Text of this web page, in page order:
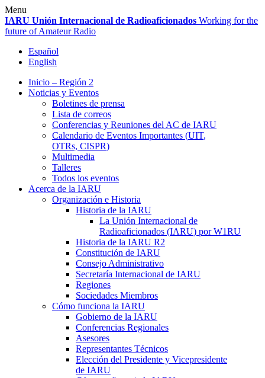
Skip
to
content
Menu
IARU Unión Internacional de Radioaficionados Working for the
future of Amateur Radio
Español
English
Inicio – Región 2
Noticias y Eventos
Boletines de prensa
Lista de correos
Conferencias y Reuniones del AC de IARU
Calendario de Eventos Importantes (UIT,
OTRs, CISPR)
Multimedia
Talleres
Todos los eventos
Acerca de la IARU
Organización e Historia
Historia de la IARU
La Unión Internacional de
Radioaficionados (IARU) porW1RU
Historia de la IARU R2
Constitución de IARU
Consejo Administrativo
Secretaría Internacional de IARU
Regiones
Sociedades Miembros
Cómo funciona la IARU
Gobierno de la IARU
Conferencias Regionales
Asesores
Representantes Técnicos
Elección del Presidente y Vicepresidente
de IARU